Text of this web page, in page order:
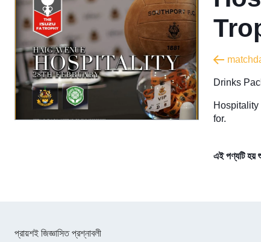
Drinks
for.
এই পণ্যটি হয়
প্রায়শই জিজ্ঞাসিত প্রশ্নাবলী